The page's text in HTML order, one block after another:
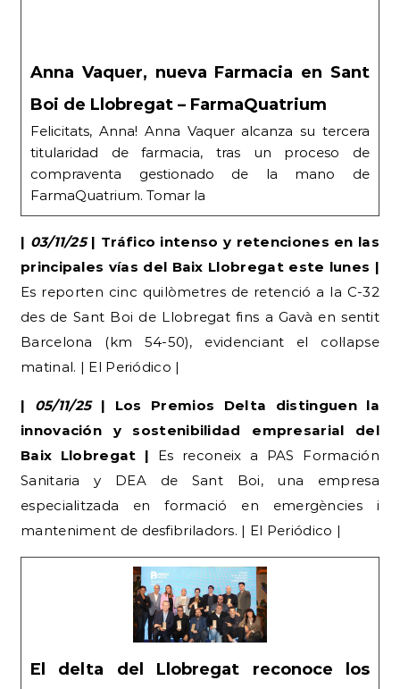
Anna Vaquer, nueva Farmacia en Sant
Boi de Llobregat – FarmaQuatrium
Felicitats, Anna! Anna Vaquer alcanza su tercera
titularidad de farmacia, tras un proceso de
compraventa gestionado de la mano de
FarmaQuatrium. Tomar la
| 03/11/25| Tráfico intenso y retenciones en las
principales vías del Baix Llobregat este lunes |
Es reporten cinc quilòmetres de retenció a la C-32
des de Sant Boi de Llobregat fins a Gavà en sentit
Barcelona (km 54-50), evidenciant el col·lapse
matinal. | El Periódico |
| 05/11/25| Los Premios Delta distinguen la
innovación y sostenibilidad empresarial del
Baix Llobregat | Es reconeix a PAS Formación
Sanitaria y DEA de Sant Boi, una empresa
especialitzada en formació en emergències i
manteniment de desfibriladors. | El Periódico |
El delta del Llobregat reconoce los